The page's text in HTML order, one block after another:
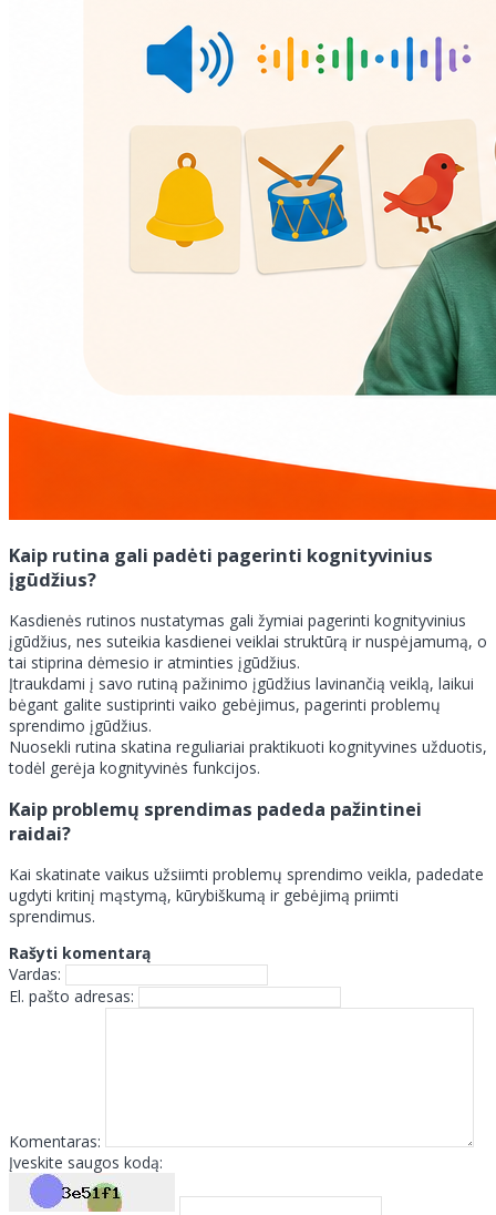
Kaip rutina gali padėti pagerinti kognityvinius
įgūdžius?
Kasdienės rutinos nustatymas gali žymiai pagerinti kognityvinius
įgūdžius, nes suteikia kasdienei veiklai struktūrą ir nuspėjamumą, o
tai stiprina dėmesio ir atminties įgūdžius.
Įtraukdami į savo rutiną pažinimo įgūdžius lavinančią veiklą, laikui
bėgant galite sustiprinti vaiko gebėjimus, pagerinti problemų
sprendimo įgūdžius.
Nuosekli rutina skatina reguliariai praktikuoti kognityvines užduotis,
todėl gerėja kognityvinės funkcijos.
Kaip problemų sprendimas padeda pažintinei
raidai?
Kai skatinate vaikus užsiimti problemų sprendimo veikla, padedate
ugdyti kritinį mąstymą, kūrybiškumą ir gebėjimą priimti
sprendimus.
Rašyti komentarą
Vardas:
El. pašto adresas:
Komentaras:
Įveskite saugos kodą: